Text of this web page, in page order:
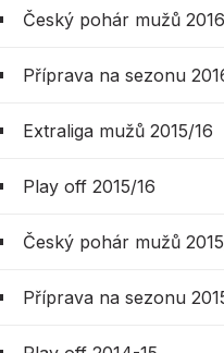
Český pohár mužů
Příprava na sezonu
Extraliga mužů 2015/16
Play off 2015/16
Český pohár mužů
Příprava na sezonu